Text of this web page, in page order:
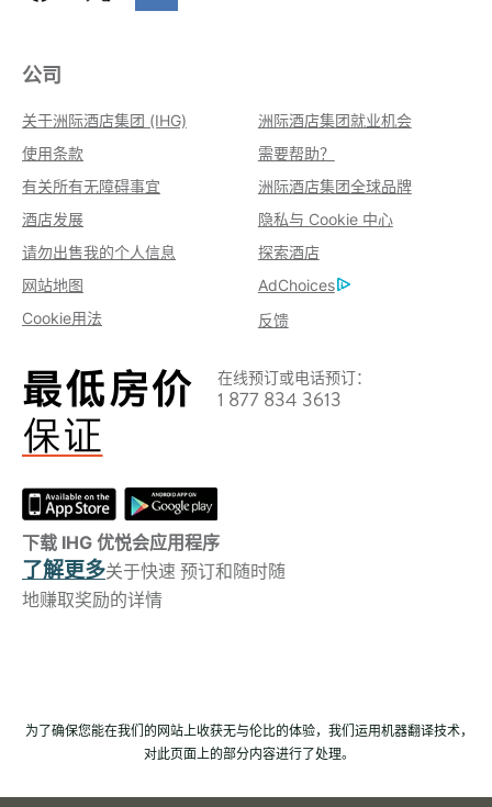
公司
关于洲际酒店集团 (IHG)
洲际酒店集团就业机会
使用条款
需要帮助？
有关所有无障碍事宜
洲际酒店集团全球品牌
酒店发展
隐私与 Cookie 中心
请勿出售我的个人信息
探索酒店
网站地图
AdChoices
Cookie用法
反馈
在线预订或电话预订：
1 877 834 3613
下载 IHG 优悦会应用程序
了解更多关于快速 预订和随时随
地赚取奖励的详情
为了确保您能在我们的网站上收获无与伦比的体验，我们运用机器翻译技术，
对此页面上的部分内容进行了处理。